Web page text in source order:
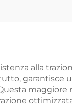
alla
garantisce